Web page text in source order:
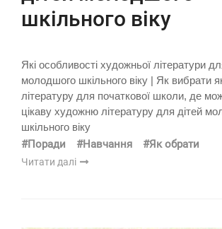
шкільного віку
Які особливості художньої літератури
молодшого шкільного віку | Як вибрати
літературу для початкової школи, де
цікаву художню літературу для дітей
шкільного віку
#Поради #Навчання #Як обрати
Читати далі